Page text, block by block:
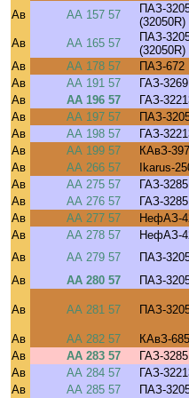
Ав АА 157 57
ПАЗ-
(32050R)
Ав АА 165 57
ПАЗ-
(32050R)
Ав
АА 178 57 ПАЗ-672
Ав
АА 191 57 ГАЗ-3269
Ав
АА 196 57 ГАЗ-
Ав
АА 197 57 ПАЗ-
Ав
АА 198 57 ГАЗ-
Ав
АА 199 57 КАвЗ-
Ав
АА 266 57 Ikarus-
Ав
АА 275 57 ГАЗ-3285
Ав
АА 276 57 ГАЗ-3285
Ав
АА 277 57 НефАЗ-
Ав
АА 278 57 НефАЗ-
Ав
АА 279 57 ПАЗ-
Ав
АА 280 57 ПАЗ-
Ав АА 281 57 ПАЗ-
Ав АА 282 57 КАвЗ-
Ав
АА 283 57 ГАЗ-3285
Ав
АА 284 57 ГАЗ-
Ав
АА 285 57 ПАЗ-